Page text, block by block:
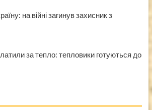
на війні загинув захисник з
за тепло: тепловики готуються до